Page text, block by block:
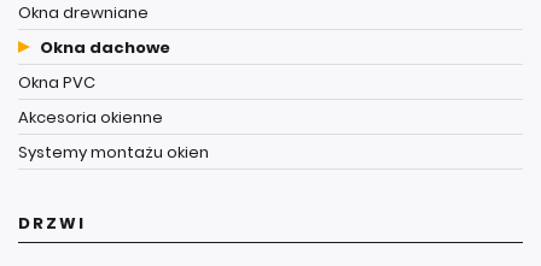
Okna drewniane
Okna dachowe
Okna PVC
Akcesoria okienne
Systemy montażu okien
DRZWI